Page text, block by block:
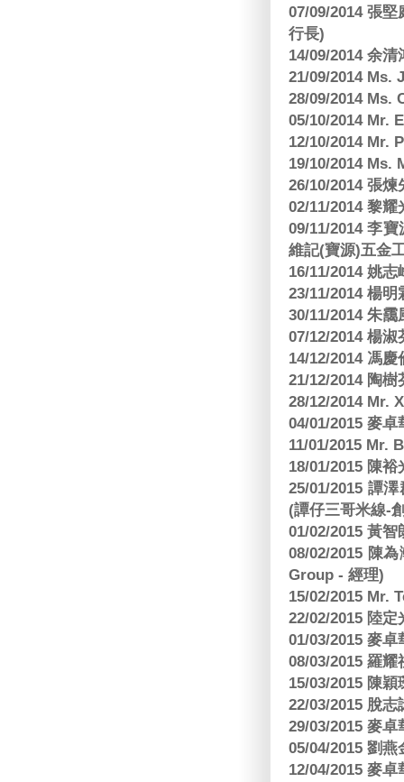
07/09/2014 張
行長)
14/09/2014 余
21/09/2014 Ms.
28/09/2014 Ms.
05/10/2014 Mr.
12/10/2014 Mr.
19/10/2014 Ms.
26/10/2014 張
02/11/2014 黎
09/11/2014 李
維記(寶源)五金
16/11/2014 姚
23/11/2014 楊
30/11/2014 朱
07/12/2014 楊
14/12/2014 馮
21/12/2014 陶
28/12/2014 Mr.
04/01/2015 麥
11/01/2015 Mr.
18/01/2015 陳
25/01/2015 譚
(譚仔三哥米線-
01/02/2015 黃
08/02/2015 陳
Group - 經理)
15/02/2015 Mr.
22/02/2015 陸
01/03/2015 麥
08/03/2015 羅
15/03/2015 陳
22/03/2015 脫
29/03/2015 麥
05/04/2015 劉
12/04/2015 麥